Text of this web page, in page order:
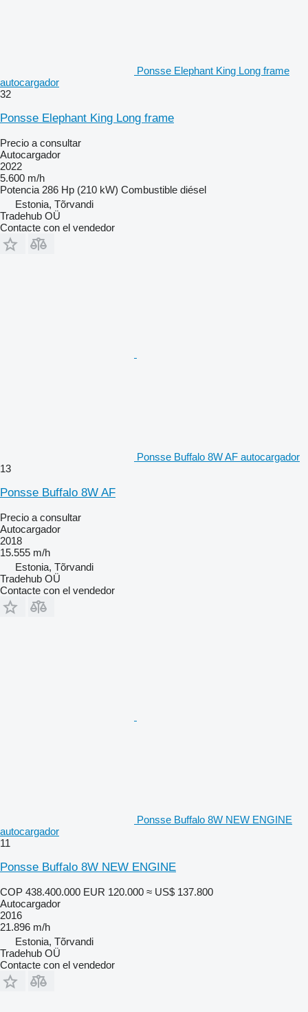
Ponsse Elephant King Long frame
autocargador
32
Ponsse Elephant King Long frame
Precio a consultar
Autocargador
2022
5.600 m/h
Potencia 286 Hp (210 kW) Combustible diésel
Estonia, Tõrvandi
Tradehub OÜ
Contacte con el vendedor
Ponsse Buffalo 8W AF autocargador
13
Ponsse Buffalo 8W AF
Precio a consultar
Autocargador
2018
15.555 m/h
Estonia, Tõrvandi
Tradehub OÜ
Contacte con el vendedor
Ponsse Buffalo 8W NEW ENGINE
autocargador
11
Ponsse Buffalo 8W NEW ENGINE
COP 438.400.000 EUR 120.000 ≈ US$ 137.800
Autocargador
2016
21.896 m/h
Estonia, Tõrvandi
Tradehub OÜ
Contacte con el vendedor